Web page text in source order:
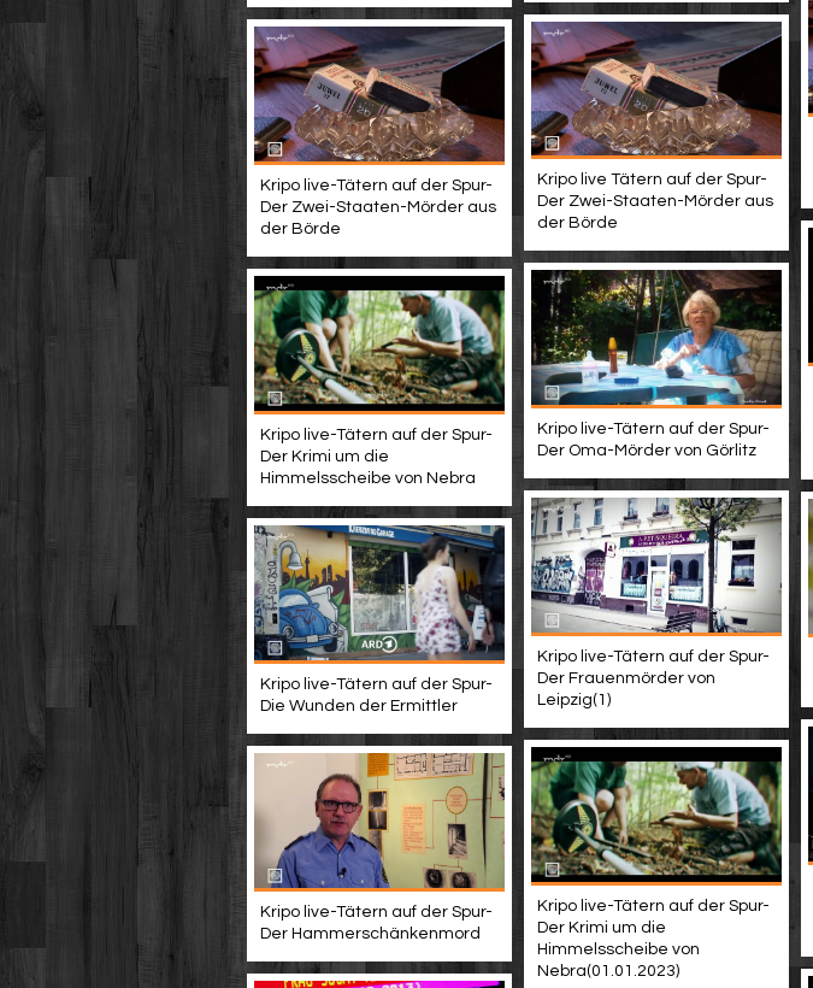
Kripo live Tätern auf der Spur-
Der Zwei-Staaten-Mörder aus
der Börde
Kripo live-Tätern auf der Spur-
Der Zwei-Staaten-Mörder aus
der Börde
Kripo live-Tätern auf der Spur-
Der Oma-Mörder von Görlitz
Kripo live-Tätern auf der Spur-
Der Krimi um die
Himmelsscheibe von Nebra
Kripo live-Tätern auf der Spur-
Der Frauenmörder von
Leipzig(1)
Kripo live-Tätern auf der Spur-
Die Wunden der Ermittler
Kripo live-Tätern auf der Spur-
Der Krimi um die
Himmelsscheibe von
Nebra(01.01.2023)
Kripo live-Tätern auf der Spur-
Der Hammerschänkenmord